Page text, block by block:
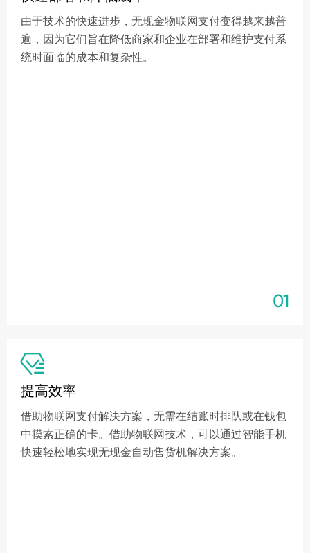
由于技术的快速进步，无现金物联网支付变得越来越普
遍，因为它们旨在降低商家和企业在部署和维护支付系
统时面临的成本和复杂性。
01

提高效率
借助物联网支付解决方案，无需在结账时排队或在钱包
中摸索正确的卡。借助物联网技术，可以通过智能手机
快速轻松地实现无现金自动售货机解决方案。